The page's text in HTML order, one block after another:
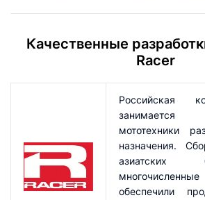
Качественные
Racer
Российская
занимается
мототехники
назначения.
обеспечили